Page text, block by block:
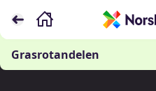
Grasrotandelen